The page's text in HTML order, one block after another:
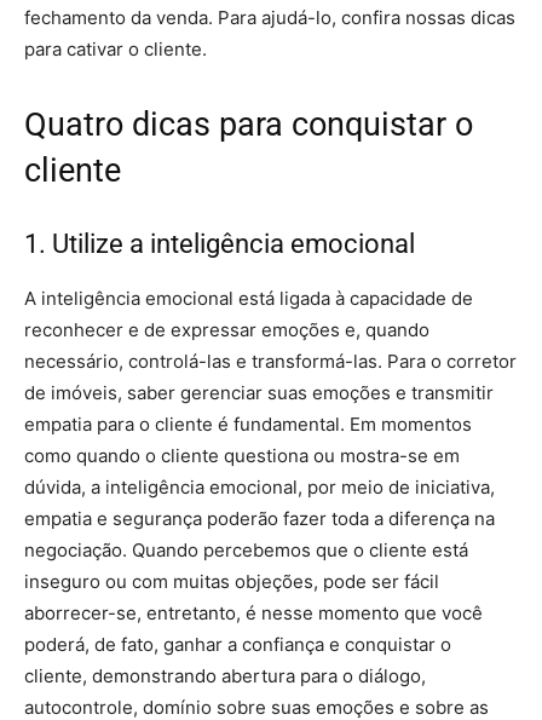
fechamento da venda. Para ajudá-lo, confira nossas dicas
para cativar o cliente.
Quatro dicas para conquistar o
cliente
1. Utilize a inteligência emocional
A inteligência emocional está ligada à capacidade de
reconhecer e de expressar emoções e, quando
necessário, controlá-las e transformá-las. Para o corretor
de imóveis, saber gerenciar suas emoções e transmitir
empatia para o cliente é fundamental. Em momentos
como quando o cliente questiona ou mostra-se em
dúvida, a inteligência emocional, por meio de iniciativa,
empatia e segurança poderão fazer toda a diferença na
negociação. Quando percebemos que o cliente está
inseguro ou com muitas objeções, pode ser fácil
aborrecer-se, entretanto, é nesse momento que você
poderá, de fato, ganhar a confiança e conquistar o
cliente, demonstrando abertura para o diálogo,
autocontrole, domínio sobre suas emoções e sobre as